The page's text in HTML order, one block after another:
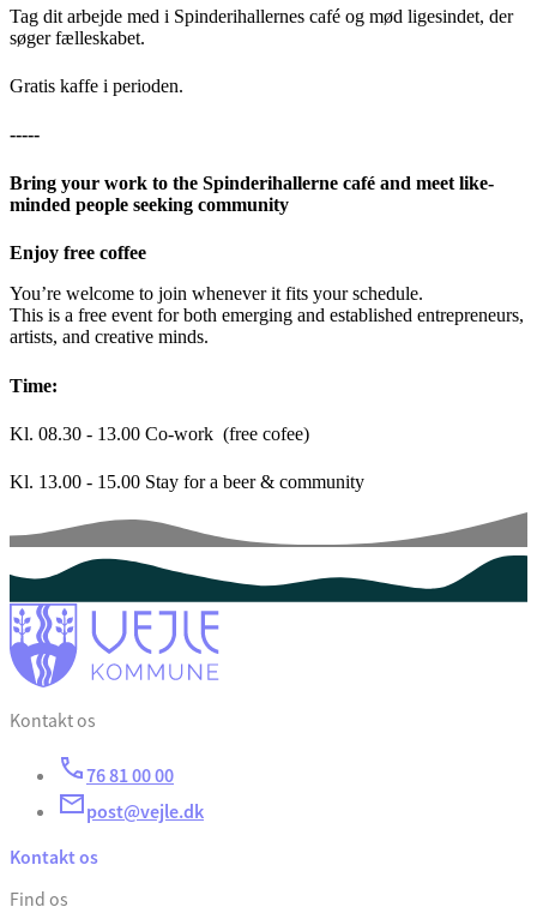
Tag dit arbejde med i Spinderihallernes café og mød ligesindet, der
søger fælleskabet.
Gratis kaffe i perioden.
-----
Bring your work to the Spinderihallerne café and meet like-
minded people seeking community
Enjoy free coffee
You’re welcome to join whenever it fits your schedule.
This is a free event for both emerging and established entrepreneurs,
artists, and creative minds.
Time:
Kl. 08.30 - 13.00 Co-work (free cofee)
Kl. 13.00 - 15.00 Stay for a beer & community
Kontakt os
76 81 00 00
post@vejle.dk
Kontakt os
Find os